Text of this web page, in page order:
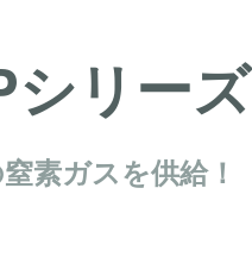
シリーズ
素ガスを供給！